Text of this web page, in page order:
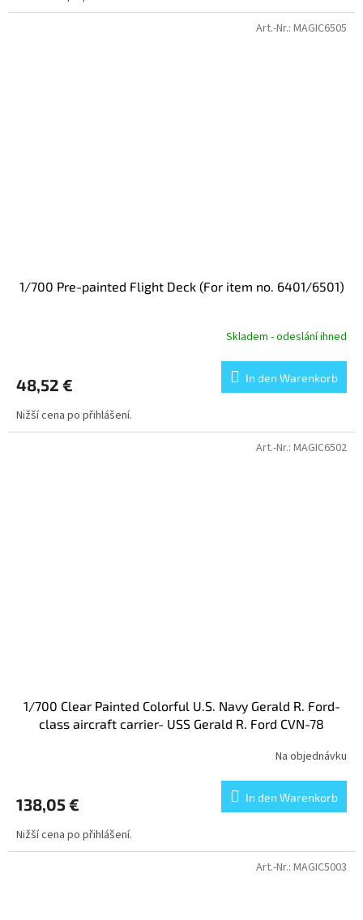
1/700 Pre-painted Flight Deck (For item no. 6401/6501)
Skladem - odeslání ihned
48,52 € In den Warenkorb
Nižší cena po přihlášení.
Art.-Nr.: MAGIC6505
1/700 Clear Painted Colorful U.S. Navy Gerald R. Ford-
class aircraft carrier- USS Gerald R. Ford CVN-78
Na objednávku
138,05 € In den Warenkorb
Nižší cena po přihlášení.
Art.-Nr.: MAGIC6502
Art.-Nr.: MAGIC5003